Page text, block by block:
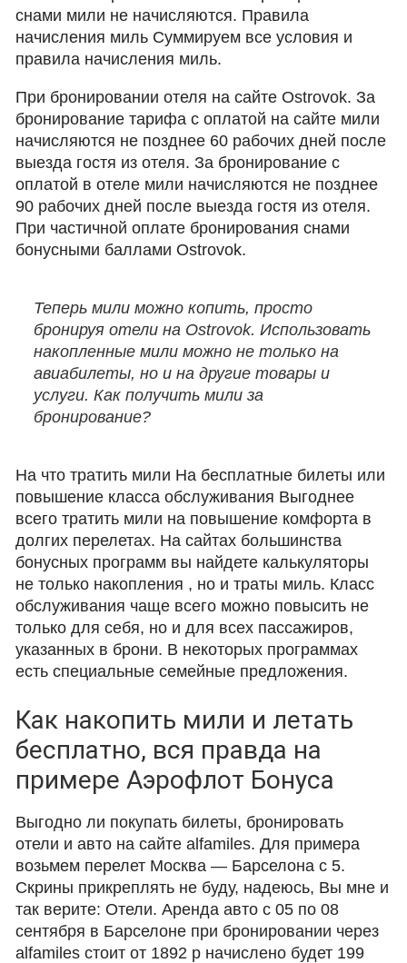
снами мили не начисляются. Правила
начисления миль Cуммируем все условия и
правила начисления миль.
При бронировании отеля на сайте Ostrovok. За
бронирование тарифа с оплатой на сайте мили
начисляются не позднее 60 рабочих дней после
выезда гостя из отеля. За бронирование с
оплатой в отеле мили начисляются не позднее
90 рабочих дней после выезда гостя из отеля.
При частичной оплате бронирования снами
бонусными баллами Ostrovok.
Теперь мили можно копить, просто
бронируя отели на Ostrovok. Использовать
накопленные мили можно не только на
авиабилеты, но и на другие товары и
услуги. Как получить мили за
бронирование?
На что тратить мили На бесплатные билеты или
повышение класса обслуживания Выгоднее
всего тратить мили на повышение комфорта в
долгих перелетах. На сайтах большинства
бонусных программ вы найдете калькуляторы
не только накопления , но и траты миль. Класс
обслуживания чаще всего можно повысить не
только для себя, но и для всех пассажиров,
указанных в брони. В некоторых программах
есть специальные семейные предложения.
Как накопить мили и летать
бесплатно, вся правда на
примере Аэрофлот Бонуса
Выгодно ли покупать билеты, бронировать
отели и авто на сайте alfamiles. Для примера
возьмем перелет Москва — Барселона с 5.
Скрины прикреплять не буду, надеюсь, Вы мне и
так верите: Отели. Аренда авто с 05 по 08
сентября в Барселоне при бронировании через
alfamiles стоит от 1892 р начислено будет 199